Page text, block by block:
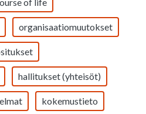
organisaatiomuutokset
hallitukset (yhteisöt)
kokemustieto